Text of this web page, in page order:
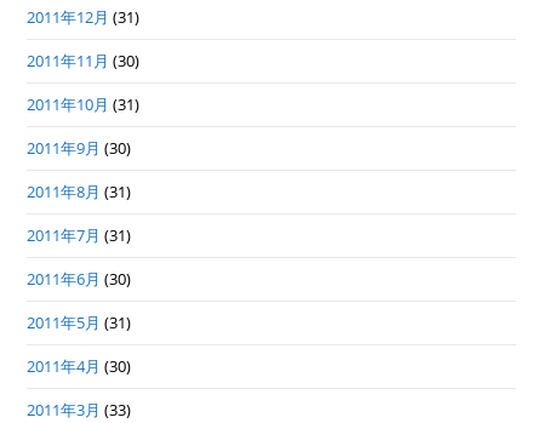
2011年12月 (31)
2011年11月 (30)
2011年10月 (31)
2011年9月 (30)
2011年8月 (31)
2011年7月 (31)
2011年6月 (30)
2011年5月 (31)
2011年4月 (30)
2011年3月 (33)